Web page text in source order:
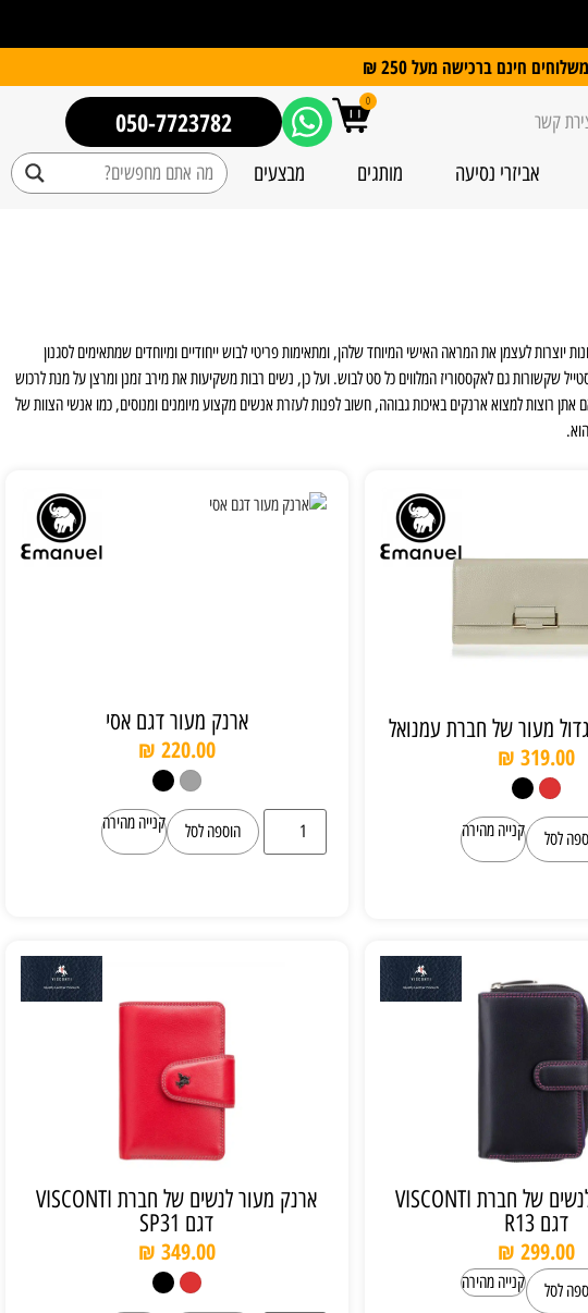
קשר
0
050-7723782
אביזרי נסיעה מותגים מבצעים
לעצמן את המראה האישי המיוחד שלהן, ומתאימות פריטי לבוש ייחודיים ומיוחדים שמתאימים לסגנון
שקשורות גם לאקססוריז המלווים כל סט לבוש. ועל כן, נשים רבות משקיעות את מירב זמנן ומרצן על מנת לרכוש
רוצות למצוא ארנקים באיכות גבוהה, חשוב לפנות לעזרת אנשים מקצוע מיומנים ומנוסים, כמו אנשי הצוות של
מעור של חברת עמנואל
₪ 319.00
לסל קנייה מהירה
ארנק מעור דגם אסי
₪ 220.00
הוספה לסל קנייה מהירה
ארנק מעור לנשים של חברת VISCONTI
דגם R13
₪ 299.00
לסל קנייה מהירה
ארנק מעור לנשים של חברת VISCONTI
דגם SP31
₪ 349.00